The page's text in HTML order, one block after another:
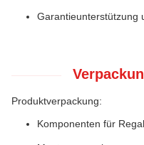
Garantieunterstützung
Produktverpackung:
Komponenten für